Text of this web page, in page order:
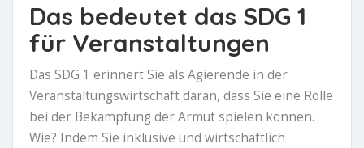
Das bedeutet das SDG 1
für Veranstaltungen
Das SDG 1 erinnert Sie als Agierende in der
Veranstaltungswirtschaft daran, dass Sie eine Rolle
bei der Bekämpfung der Armut spielen können.
Wie? Indem Sie inklusive und wirtschaftlich